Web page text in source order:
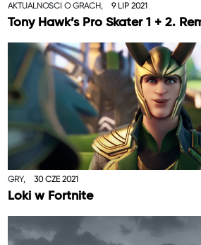
AKTUALNOŚCI O GRACH, 9 LIP 2021
Tony Hawk’s Pro Skater 1 + 2.
GRY, 30 CZE 2021
Loki w Fortnite